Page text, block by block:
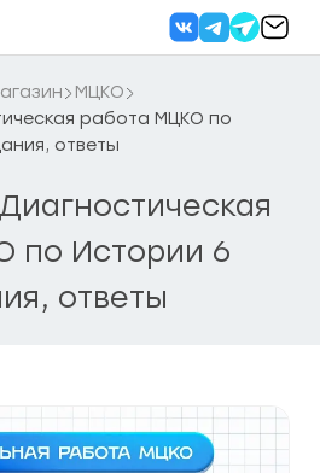
МЦКО
работа МЦКО по
ответы
по Истории 6
ответы